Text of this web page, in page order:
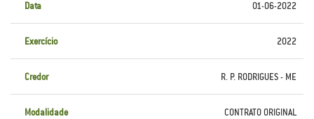
Data 01-06-2022
Exercício 2022
Credor R. P. RODRIGUES - ME
Modalidade CONTRATO ORIGINAL